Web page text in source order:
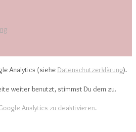
Analytics (siehe Datenschutzerklärung).
weiter benutzt, stimmst Du dem zu.
Analytics zu deaktivieren.